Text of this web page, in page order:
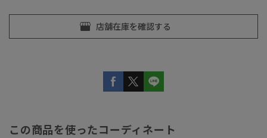
この商品を使ったコーディネート